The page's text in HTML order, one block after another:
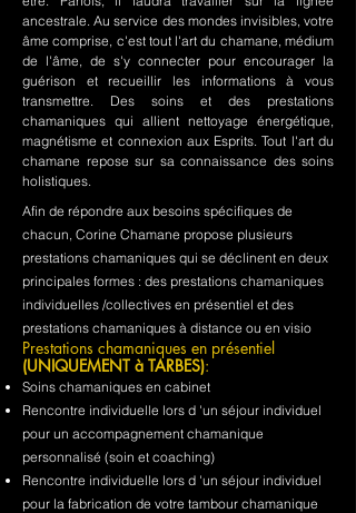
ancestrale. Au service des mondes invisibles, votre
âme comprise, c'est tout l'art du chamane, médium
de l'âme, de s'y connecter pour encourager la
guérison et recueillir les informations à vous
transmettre. Des soins et des prestations
chamaniques qui allient nettoyage énergétique,
magnétisme et connexion aux Esprits. Tout l'art du
chamane repose sur sa connaissance des soins
holistiques.
Afin de répondre aux besoins spécifiques de
chacun, Corine Chamane propose plusieurs
prestations chamaniques qui se déclinent en deux
principales formes : des prestations chamaniques
individuelles /collectives en présentiel et des
prestations chamaniques à distance ou en visio
Prestations chamaniques en présentiel
(UNIQUEMENT à TARBES):
Soins chamaniques en cabinet
Rencontre individuelle lors d 'un séjour individuel
pour un accompagnement chamanique
personnalisé (soin et coaching)
Rencontre individuelle lors d 'un séjour individuel
pour la fabrication de votre tambour chamanique